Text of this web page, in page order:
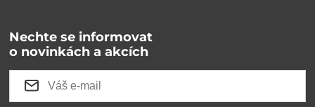
Nechte se informovat
o novinkách a akcích